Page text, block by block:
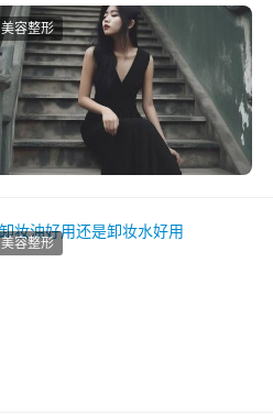
美容整形
美容整形